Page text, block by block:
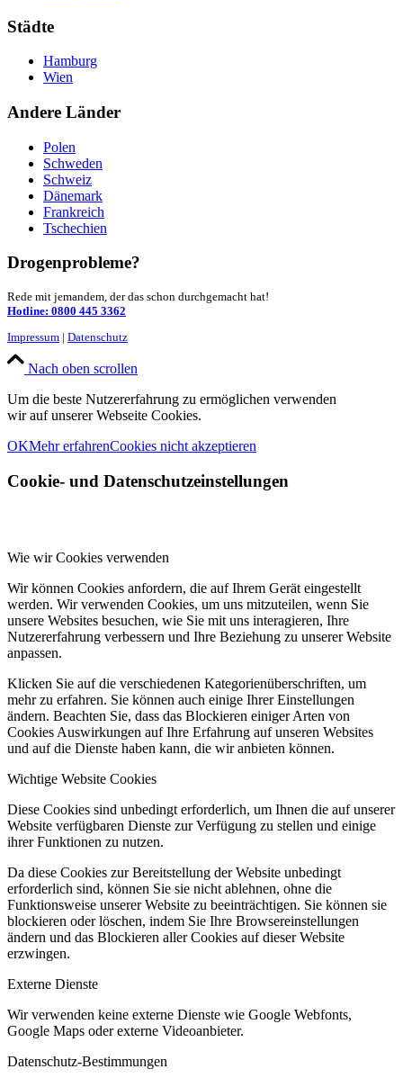
Städte
Hamburg
Wien
Andere Länder
Polen
Schweden
Schweiz
Dänemark
Frankreich
Tschechien
Drogenprobleme?
Rede mit jemandem, der das schon durchgemacht hat!
Hotline: 0800 445 3362
Impressum | Datenschutz
Nach oben scrollen
Um die beste Nutzererfahrung zu ermöglichen verwenden
wir auf unserer Webseite Cookies.
OKMehr erfahrenCookies nicht akzeptieren
Cookie- und Datenschutzeinstellungen
Wie wir Cookies verwenden
Wir können Cookies anfordern, die auf Ihrem Gerät eingestellt
werden. Wir verwenden Cookies, um uns mitzuteilen, wenn Sie
unsere Websites besuchen, wie Sie mit uns interagieren, Ihre
Nutzererfahrung verbessern und Ihre Beziehung zu unserer Website
anpassen.
Klicken Sie auf die verschiedenen Kategorienüberschriften, um
mehr zu erfahren. Sie können auch einige Ihrer Einstellungen
ändern. Beachten Sie, dass das Blockieren einiger Arten von
Cookies Auswirkungen auf Ihre Erfahrung auf unseren Websites
und auf die Dienste haben kann, die wir anbieten können.
Wichtige Website Cookies
Diese Cookies sind unbedingt erforderlich, um Ihnen die auf unserer
Website verfügbaren Dienste zur Verfügung zu stellen und einige
ihrer Funktionen zu nutzen.
Da diese Cookies zur Bereitstellung der Website unbedingt
erforderlich sind, können Sie sie nicht ablehnen, ohne die
Funktionsweise unserer Website zu beeinträchtigen. Sie können sie
blockieren oder löschen, indem Sie Ihre Browsereinstellungen
ändern und das Blockieren aller Cookies auf dieser Website
erzwingen.
Externe Dienste
Wir verwenden keine externe Dienste wie Google Webfonts,
Google Maps oder externe Videoanbieter.
Datenschutz-Bestimmungen